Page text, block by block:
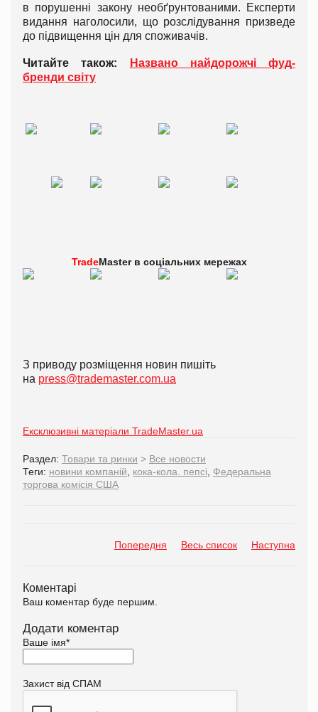
в порушенні закону необґрунтованими. Експерти
видання наголосили, що розслідування призведе
до підвищення цін для споживачів.
Читайте також:
Названо найдорожчі фуд-
бренди світу
TradeMaster в соціальних мережах
З приводу розміщення новин пишіть
на press@trademaster.com.ua
Ексклюзивні матеріали TradeMaster.ua
Раздел: Товари та ринки > Все новости
Теги: новини компаній кока-кола. пепсі
Федеральна
торгова комісія США
Попередня Весь список Наступна
Коментарі
Ваш коментар буде першим.
Додати коментар
Ваше імя*
Захист від СПАМ